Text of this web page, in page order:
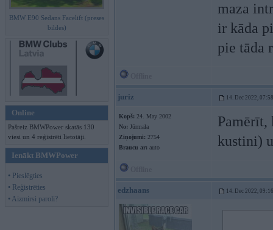
BMW E90 Sedans Facelift (preses
bildes)
Online
Pašreiz BMWPower skatās 130
viesi un 4 reģistrēti lietotāji.
Ienākt BMWPower
• Pieslēgties
• Reģistrēties
• Aizmirsi paroli?
maza
ir kāda
pie tāda
juriz 14. Dec 2022, 07:58
Kopš: 24. May 2002
No: Jūrmala
Ziņojumi: 2754
Braucu ar: auto
Pamērīt,
kustini)
edzhaans 14. Dec 2022, 09:16